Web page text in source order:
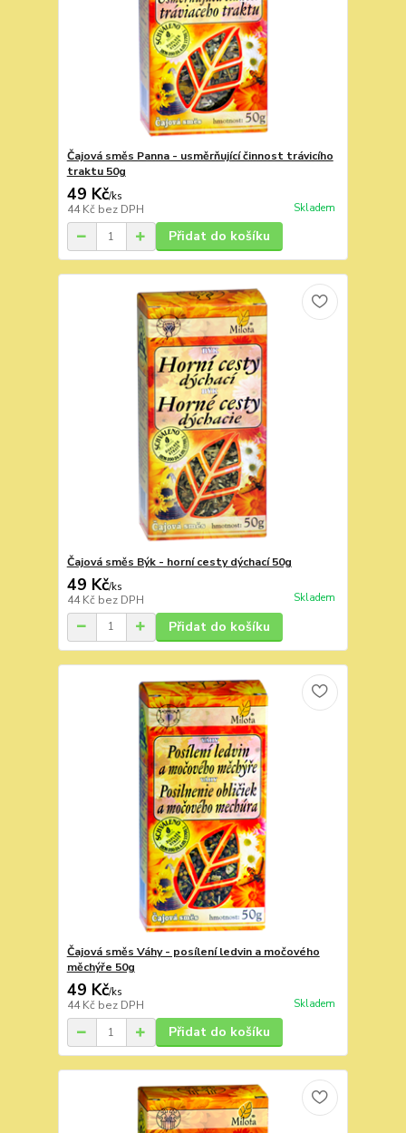
Čajová směs Panna - usměrňující činnost trávicího
traktu 50g
49 Kč/ks
44 Kč bez DPH Skladem
Přidat do košíku
Čajová směs Býk - horní cesty dýchací 50g
49 Kč/ks
44 Kč bez DPH Skladem
Přidat do košíku
Čajová směs Váhy - posílení ledvin a močového
měchýře 50g
49 Kč/ks
44 Kč bez DPH Skladem
Přidat do košíku